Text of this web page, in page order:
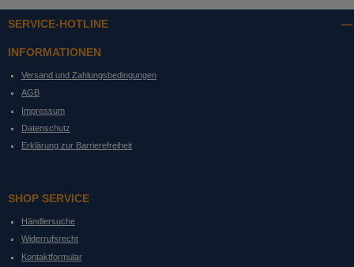
SERVICE-HOTLINE
INFORMATIONEN
Versand und Zahlungsbedingungen
AGB
Impressum
Datenschutz
Erklärung zur Barrierefreiheit
SHOP SERVICE
Händlersuche
Widerrufsrecht
Kontaktformular